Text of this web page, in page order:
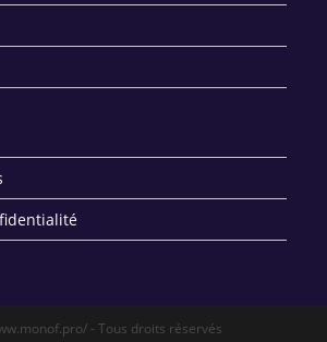
- Tous droits réservés